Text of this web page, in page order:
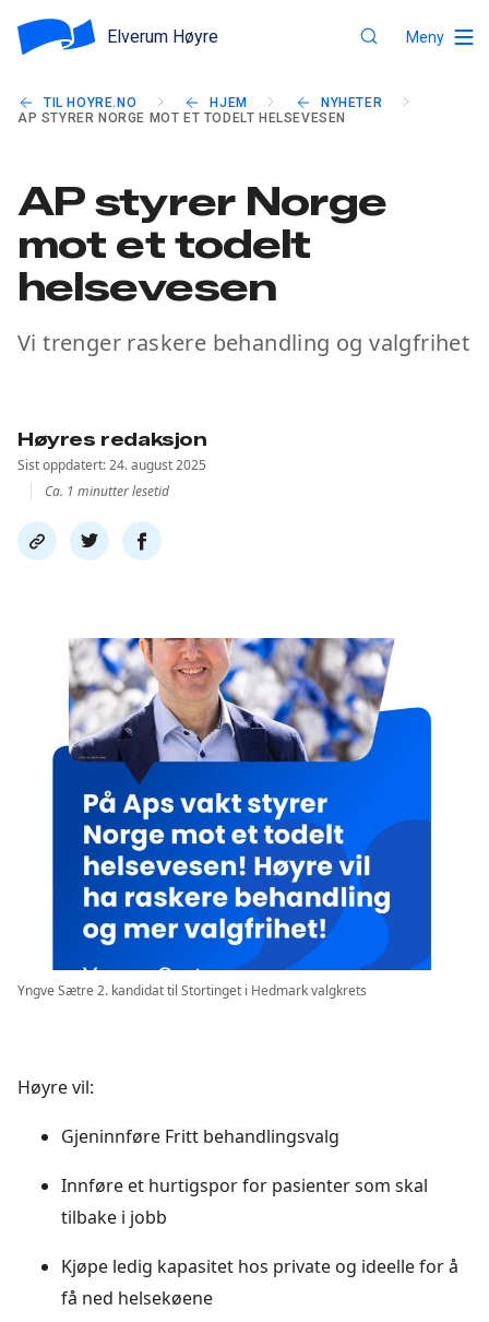
Elverum Høyre Meny
TIL HOYRE.NO HJEM
NYHETER
AP STYRER NORGE MOT ET TODELT HELSEVESEN
AP styrer Norge
mot et todelt
helsevesen
Vi trenger raskere behandling og valgfrihet
Høyres redaksjon
Sist oppdatert: 24. august 2025
Ca. 1 minutter lesetid
Del
link
Del
på
Del
på
Yngve Sætre 2. kandidat til Stortinget i Hedmark valgkrets
Høyre vil:
Gjeninnføre Fritt behandlingsvalg
Innføre et hurtigspor for pasienter som skal
tilbake i jobb
Kjøpe ledig kapasitet hos private og ideelle for å
få ned helsekøene